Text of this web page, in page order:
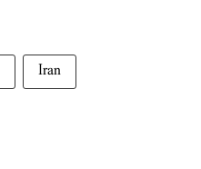
Iran